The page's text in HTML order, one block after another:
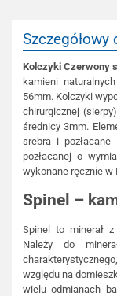
Kolczyki Czerwony
kamieni
56mm. Kolczyki
chirurgicznej
średnicy 3mm.
srebra i
pozłacanej o
wykonane ręcznie w
Spinel –
Spinel to minerał
Należy do
względu na
wielu odmianach